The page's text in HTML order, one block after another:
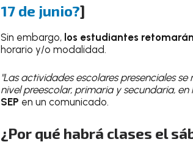
17 de junio?]
Sin embargo, los estudiantes
horario y/o modalidad.
"Las actividades escolares presenciales
nivel preescolar, primaria y secundaria,
SEP en un comunicado.
¿Por qué habrá clases el